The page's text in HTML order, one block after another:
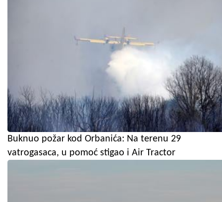
Buknuo požar kod Orbanića: Na terenu 29
vatrogasaca, u pomoć stigao i Air Tractor